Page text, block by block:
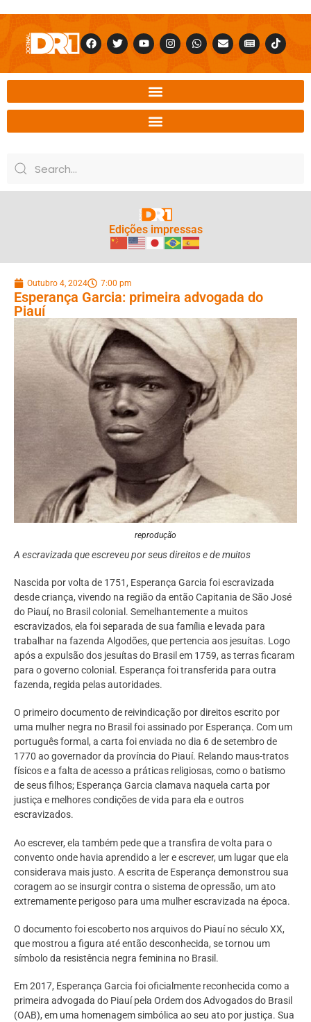
Edições impressas
Outubro 4, 2024 7:00 pm
Esperança Garcia: primeira advogada do
Piauí
reprodução
A escravizada que escreveu por seus direitos e de muitos
Nascida por volta de 1751, Esperança Garcia foi escravizada
desde criança, vivendo na região da então Capitania de São José
do Piauí, no Brasil colonial. Semelhantemente a muitos
escravizados, ela foi separada de sua família e levada para
trabalhar na fazenda Algodões, que pertencia aos jesuítas. Logo
após a expulsão dos jesuítas do Brasil em 1759, as terras ficaram
para o governo colonial. Esperança foi transferida para outra
fazenda, regida pelas autoridades.
O primeiro documento de reivindicação por direitos escrito por
uma mulher negra no Brasil foi assinado por Esperança. Com um
português formal, a carta foi enviada no dia 6 de setembro de
1770 ao governador da província do Piauí. Relando maus-tratos
físicos e a falta de acesso a práticas religiosas, como o batismo
de seus filhos; Esperança Garcia clamava naquela carta por
justiça e melhores condições de vida para ela e outros
escravizados.
Ao escrever, ela também pede que a transfira de volta para o
convento onde havia aprendido a ler e escrever, um lugar que ela
considerava mais justo. A escrita de Esperança demonstrou sua
coragem ao se insurgir contra o sistema de opressão, um ato
extremamente perigoso para uma mulher escravizada na época.
O documento foi escoberto nos arquivos do Piauí no século XX,
que mostrou a figura até então desconhecida, se tornou um
símbolo da resistência negra feminina no Brasil.
Em 2017, Esperança Garcia foi oficialmente reconhecida como a
primeira advogada do Piauí pela Ordem dos Advogados do Brasil
(OAB), em uma homenagem simbólica ao seu ato por justiça. Sua